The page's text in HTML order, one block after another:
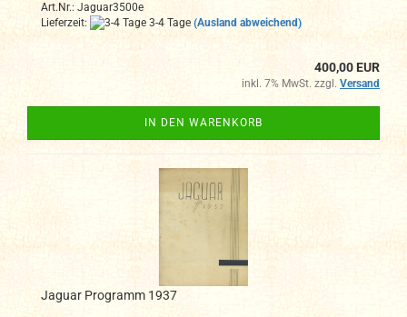
Art.Nr.: Jaguar3500e
Lieferzeit:
3-4 Tage (Ausland abweichend)
400,00 EUR
inkl. 7% MwSt. zzgl. Versand
IN DEN WARENKORB
Jaguar Programm 1937